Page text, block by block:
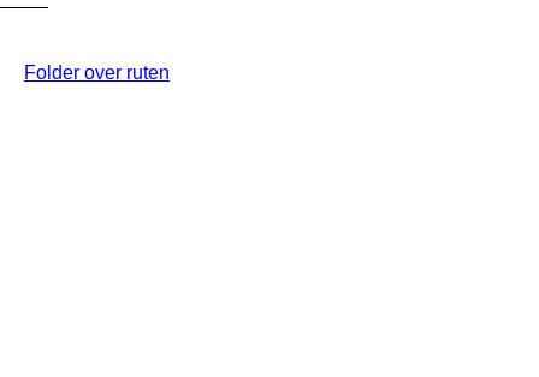
Folder over ruten